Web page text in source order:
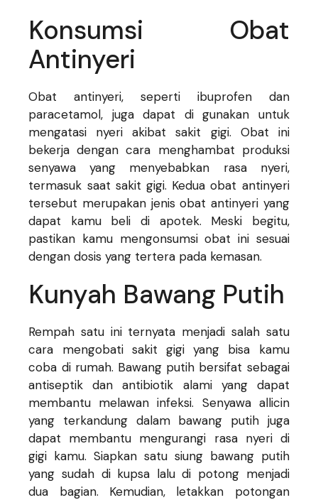
Konsumsi Obat
Antinyeri
Obat antinyeri, seperti ibuprofen dan
paracetamol, juga dapat di gunakan untuk
mengatasi nyeri akibat sakit gigi. Obat ini
bekerja dengan cara menghambat produksi
senyawa yang menyebabkan rasa nyeri,
termasuk saat sakit gigi. Kedua obat antinyeri
tersebut merupakan jenis obat antinyeri yang
dapat kamu beli di apotek. Meski begitu,
pastikan kamu mengonsumsi obat ini sesuai
dengan dosis yang tertera pada kemasan.
Kunyah Bawang Putih
Rempah satu ini ternyata menjadi salah satu
cara mengobati sakit gigi yang bisa kamu
coba di rumah. Bawang putih bersifat sebagai
antiseptik dan antibiotik alami yang dapat
membantu melawan infeksi. Senyawa allicin
yang terkandung dalam bawang putih juga
dapat membantu mengurangi rasa nyeri di
gigi kamu. Siapkan satu siung bawang putih
yang sudah di kupsa lalu di potong menjadi
dua bagian. Kemudian, letakkan potongan